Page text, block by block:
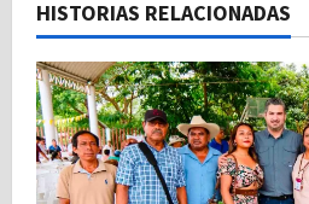
ó
n
d
HISTORIAS RELACIONADAS